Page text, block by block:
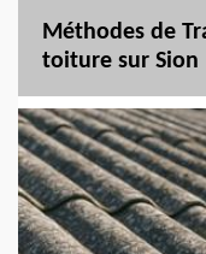
Méthodes de
toiture sur Sion